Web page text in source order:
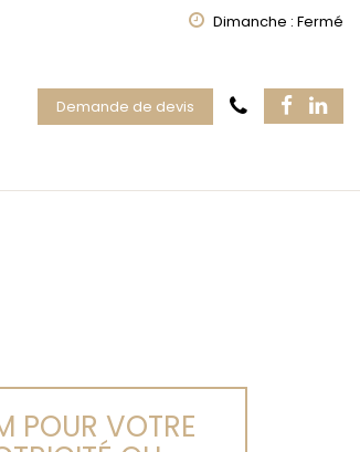
Dimanche : Fermé
Demande de devis
POUR VOTRE